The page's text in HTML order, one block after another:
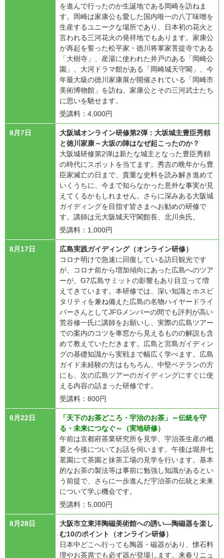
を進んで行ったのか生誕地である岡崎を訪ねま
す。岡崎は家康公も愛した国内唯一の八丁味噌を
生産するユニークな場所であり、日本初の花火と
言われる三河花火の発祥地でもあります。家康公
が再起を誓った松平家・徳川将軍家菩提寺である
「大樹寺」、産湯に使われた井戸のある「岡崎公
園」、大河ドラマ館がある「岡崎城天守閣」、今
年最大級の徳川家康展が開催されている「岡崎市
美術博物館」を訪ね、家康公とその三河武士たち
に思いを馳せます。
受講料：4,000円
8月7日
大阪城オンライン研修第2弾：大坂城主豊臣秀頼
と徳川家康～大坂の陣はなぜ起こったのか？
大阪城研修第2弾は新たな城主となった豊臣秀頼
の時代にスポットを当てます。秀吉の晩年から豊
臣家滅亡の日まで、貴重な史料を読み解き進めて
いくうちに、今まで知らなかった意外な事実が見
えてくるかもしれません。さらに深みある大阪城
ガイディングを目指す皆さまへお勧めの研修で
す。講師は元大阪城天守閣館長、北川央氏。
受講料：1,000円
8月17日
広島実践ガイディング（オンライン研修）
コロナ明けで急速に回復している訪日観光です
が、コロナ前から増加傾向にあった広島へのツア
ーが、G7広島サミットの影響もあり目立って増
えてきています。本研修では、深い知識とホスピ
タリティを兼ね備えた広島の名物ハイヤードライ
バーさんとしてJFGメンバーの間でも評判が高い
荒谷修一氏に講師をお願いし、実際の広島ツアー
での案内のコツを車窓から見えるものの解説も含
めて教えていただきます。広島と宮島ガイディン
グの基礎知識から実戦まで幅広く学べます。広島
ガイド未経験の方はもちろん、中堅ベテランの方
にも、次の広島ツアーのガイディングにすぐに使
える内容の詰まった研修です。
受講料：800円
8月22日
「天下のお茶どころ・宇治のお茶」～伝統を守
る・未来につなぐ～（実地研修）
午前は京都府茶業研究所を見学、宇治茶生産の概
要と今後についてお話を伺います。午後は堀井七
茗園にて茶園と抹茶工場の見学を行います。基本
的なお茶の製法等は事前に勉強し知識があるとい
う前提で、さらに一歩進んだ宇治茶の伝統と未来
について学ぶ機会です。
受講料：5,000円
8月28日
大阪市立東洋陶磁美術館への誘い―陶磁器を楽し
む10のポイント（オンライン研修）
日本中どこへ行っても陶器・磁器があり、懐石料
理やお茶席でも必ず器が登場します。来春リニュ